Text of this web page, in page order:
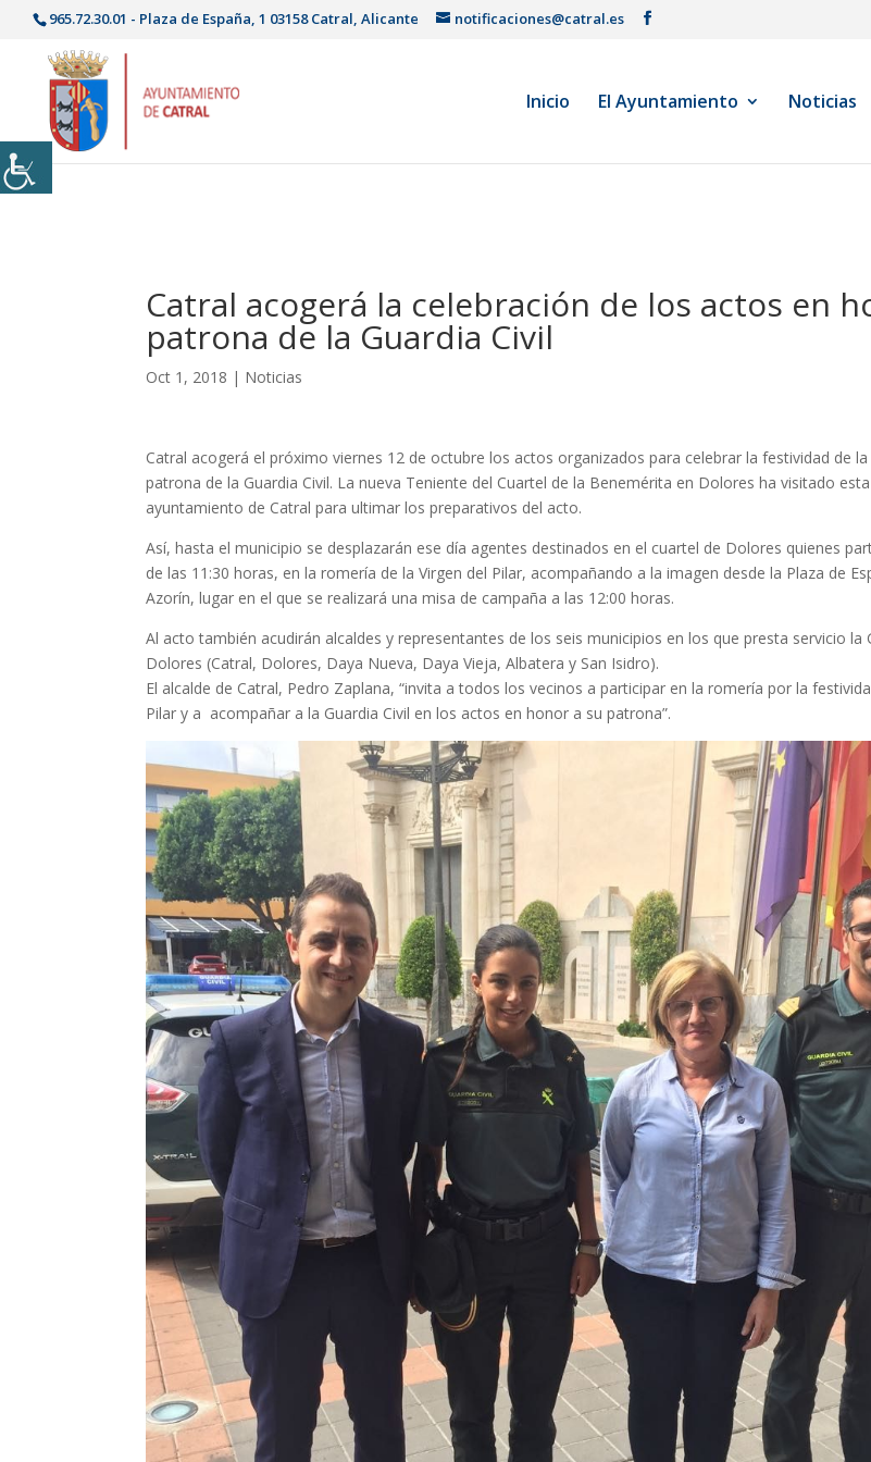
965.72.30.01 - Plaza de España, 1 03158 Catral, Alicante notificaciones@catral.es
Inicio El Ayuntamiento Noticias
Catral acogerá la celebración de los actos en
patrona de la Guardia Civil
Oct 1, 2018 | Noticias
Catral acogerá el próximo viernes 12 de octubre los actos organizados para celebrar la festividad de la
patrona de la Guardia Civil. La nueva Teniente del Cuartel de la Benemérita en Dolores ha visitado
ayuntamiento de Catral para ultimar los preparativos del acto.
Así, hasta el municipio se desplazarán ese día agentes destinados en el cuartel de Dolores quienes
de las 11:30 horas, en la romería de la Virgen del Pilar, acompañando a la imagen desde la Plaza de
Azorín, lugar en el que se realizará una misa de campaña a las 12:00 horas.
Al acto también acudirán alcaldes y representantes de los seis municipios en los que presta servicio la
Dolores (Catral, Dolores, Daya Nueva, Daya Vieja, Albatera y San Isidro).
El alcalde de Catral, Pedro Zaplana, “invita a todos los vecinos a participar en la romería por la
Pilar y a acompañar a la Guardia Civil en los actos en honor a su patrona”.